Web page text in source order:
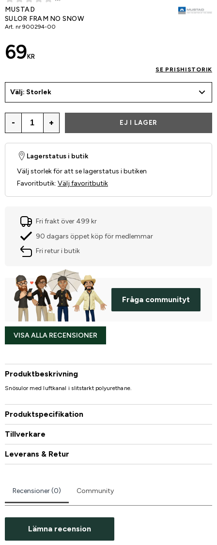
MUSTAD
SULOR FRAM NO SNOW
Art. nr 900294-00
69 KR
SE PRISHISTORIK
Välj: Storlek
- + EJ I LAGER
Lagerstatus i butik
Välj storlek för att se lagerstatus i butiken
Favoritbutik: Välj favoritbutik
Fri frakt över 499 kr
90 dagars öppet köp för medlemmar
Fri retur i butik
Fråga communityt
VISA ALLA RECENSIONER
Produktbeskrivning
Snösulor med luftkanal i slitstarkt polyurethane.
Produktspecifikation
Tillverkare
Leverans & Retur
Recensioner (0) Community
Lämna recension